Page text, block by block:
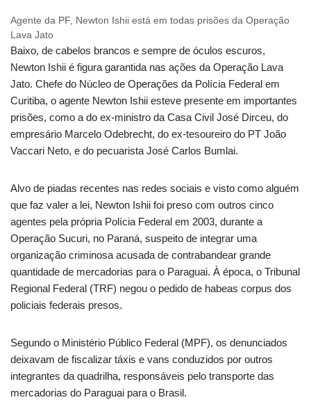
Agente da PF, Newton Ishii está em todas prisões da Operação
Lava Jato
Baixo, de cabelos brancos e sempre de óculos escuros,
Newton Ishii é figura garantida nas ações da Operação Lava
Jato. Chefe do Núcleo de Operações da Polícia Federal em
Curitiba, o agente Newton Ishii esteve presente em importantes
prisões, como a do ex-ministro da Casa Civil José Dirceu, do
empresário Marcelo Odebrecht, do ex-tesoureiro do PT João
Vaccari Neto, e do pecuarista José Carlos Bumlai.
Alvo de piadas recentes nas redes sociais e visto como alguém
que faz valer a lei, Newton Ishii foi preso com outros cinco
agentes pela própria Polícia Federal em 2003, durante a
Operação Sucuri, no Paraná, suspeito de integrar uma
organização criminosa acusada de contrabandear grande
quantidade de mercadorias para o Paraguai. À época, o Tribunal
Regional Federal (TRF) negou o pedido de habeas corpus dos
policiais federais presos.
Segundo o Ministério Público Federal (MPF), os denunciados
deixavam de fiscalizar táxis e vans conduzidos por outros
integrantes da quadrilha, responsáveis pelo transporte das
mercadorias do Paraguai para o Brasil.